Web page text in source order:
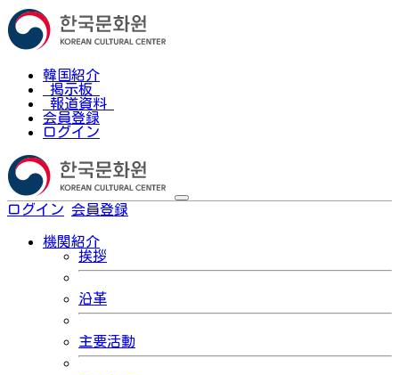
韓国紹介
掲示板
報道資料
会員登録
ログイン
ログイン 会員登録
機関紹介
挨拶
沿革
主要活動